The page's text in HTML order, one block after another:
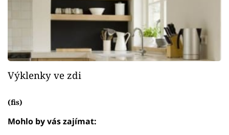
Výklenky ve zdi
(fis)
Mohlo by vás zajímat: